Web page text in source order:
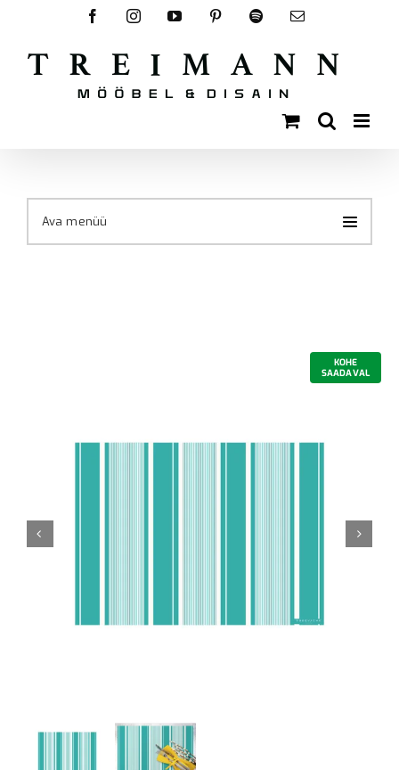
FacebookInstagramYouTube Pinterest SpotifyEmail
KOHE
SAADAVAL
Ava menüü